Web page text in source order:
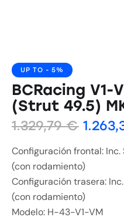
UP TO - 5%
BCRacing V1-
(Strut 49.5)
1.329,79€
Configuración frontal:
(con rodamiento)
Configuración trasera:
(con rodamiento)
Modelo: H-43-V1-VM